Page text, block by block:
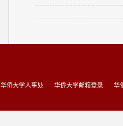
华侨大学人事处 华侨大学邮箱登录
华